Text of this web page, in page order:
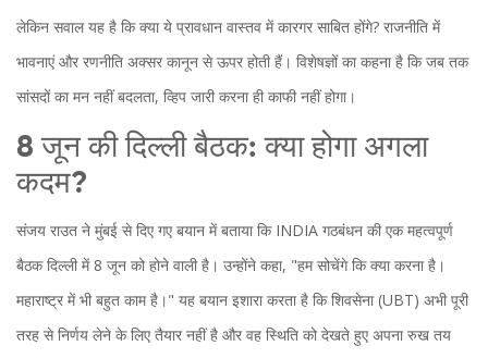
लेकिन सवाल यह है कि क्या ये प्रावधान वास्तव में कारगर साबित होंगे? राजनीति में
भावनाएं और रणनीति अक्सर कानून से ऊपर होती हैं। विशेषज्ञों का कहना है कि जब तक
सांसदों का मन नहीं बदलता, व्हिप जारी करना ही काफी नहीं होगा।
8 जून की दिल्ली बैठक: क्या होगा अगला
कदम?
संजय राउत ने मुंबई से दिए गए बयान में बताया कि INDIA गठबंधन की एक महत्वपूर्ण
बैठकदिल्लीमें 8 जून को होने वाली है। उन्होंने कहा, "हम सोचेंगे कि क्या करना है।
महाराष्ट्र में भी बहुत काम है।" यह बयान इशारा करता है कि शिवसेना (UBT) अभी पूरी
तरह से निर्णय लेने के लिए तैयार नहीं है और वह स्थिति को देखते हुए अपना रुख तय